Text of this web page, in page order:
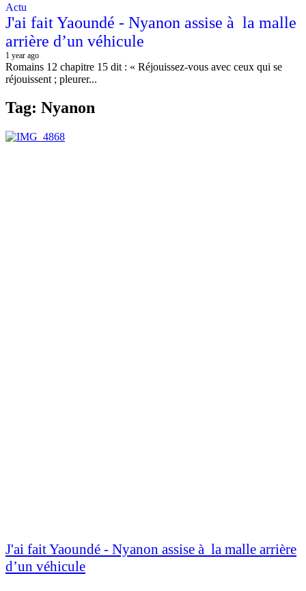
Actu
J'ai fait Yaoundé - Nyanon assise à la malle
arrière d’un véhicule
1 year ago
Romains 12 chapitre 15 dit : « Réjouissez-vous avec ceux qui se
réjouissent ; pleurer...
Tag: Nyanon
J'ai fait Yaoundé - Nyanon assise à la malle arrière
d’un véhicule